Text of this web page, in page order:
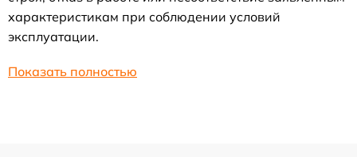
характеристикам при соблюдении условий
эксплуатации.
Показать полностью